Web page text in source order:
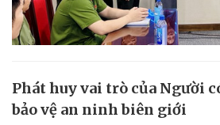
Phát huy vai trò của Người
bảo vệ an ninh biên giới